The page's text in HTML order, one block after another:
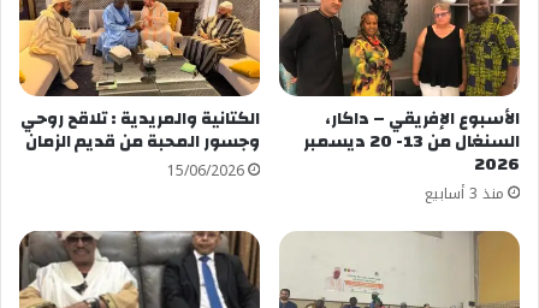
الأسبوع الإفريقي – داكار،
السنغال من 13- 20 ديسمبر
2026
منذ 3 أسابيع
الكتانية والمريدية : تلاقح روحي
وجسور المحبة من قديم الزمان
15/06/2026